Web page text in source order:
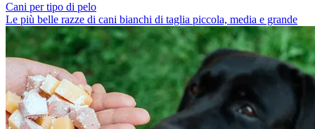
Cani per tipo di pelo
Le più belle razze di cani bianchi di taglia piccola, media e grande